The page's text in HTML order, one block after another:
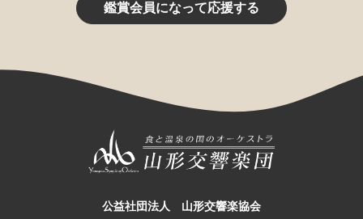
鑑賞会員になって応援する
公益社団法人 山形交響楽協会